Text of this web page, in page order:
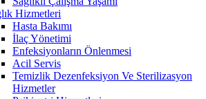
Hizmetleri
Hasta Bakımı
İlaç Yönetimi
Enfeksiyonların Önlenmesi
Acil Servis
Temizlik Dezenfeksiyon Ve Sterilizasyon
Hizmetler